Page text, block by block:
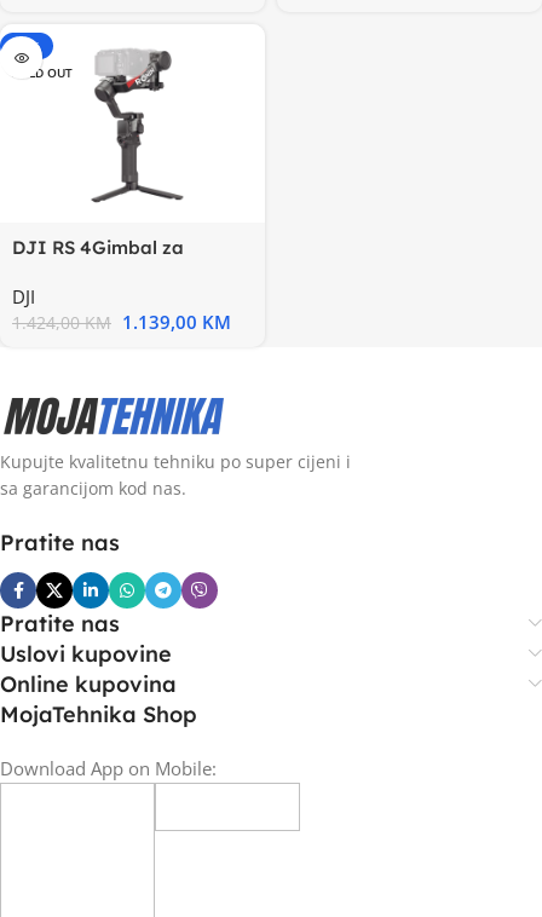
-20%
SOLD OUT
DJI RS 4Gimbal za
DJI
1.424,00KM 1.139,00 KM
Kupujte kvalitetnu tehniku po super cijeni i
sa garancijom kod nas.
Pratite nas
Pratite nas
Uslovi kupovine
Online kupovina
MojaTehnika Shop
Download App on Mobile: